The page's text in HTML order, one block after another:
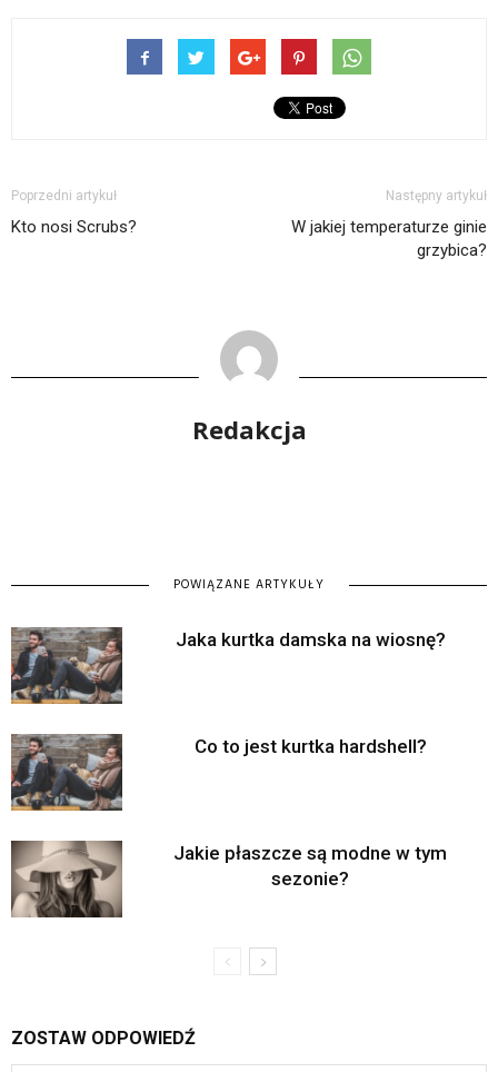
Poprzedni artykuł
Kto nosi Scrubs?
Następny artykuł
W jakiej temperaturze ginie
grzybica?
Redakcja
POWIĄZANE ARTYKUŁY
Jaka kurtka damska na wiosnę?
Co to jest kurtka hardshell?
Jakie płaszcze są modne w tym
sezonie?
ZOSTAW ODPOWIEDŹ